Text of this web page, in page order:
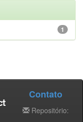
1
Contato
Repositório: